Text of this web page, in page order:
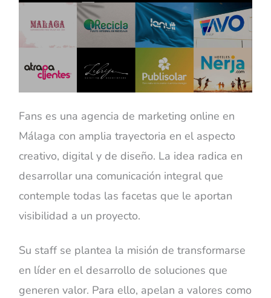
Fans es una agencia de marketing online en
Málaga con amplia trayectoria en el aspecto
creativo, digital y de diseño. La idea radica en
desarrollar una comunicación integral que
contemple todas las facetas que le aportan
visibilidad a un proyecto.
Su staff se plantea la misión de transformarse
en líder en el desarrollo de soluciones que
generen valor. Para ello, apelan a valores como